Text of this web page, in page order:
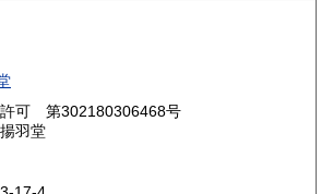
185円 島根県
許可 第302180306468号
羽堂